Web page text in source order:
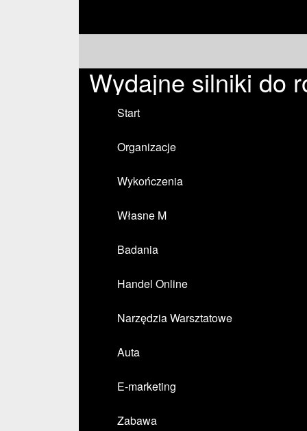
Wydajne silniki do
Start
Organizacje
Wykończenia
Własne M
Badania
Handel Online
Narzędzia Warsztatowe
Auta
E-marketing
Zabawa